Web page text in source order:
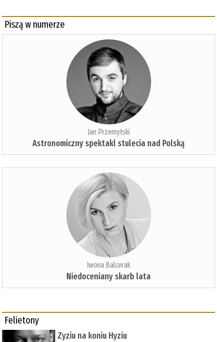
Piszą w numerze
Jan Przemyłski
Astronomiczny spektakl stulecia nad Polską
Iwona Balcerak
Niedoceniany skarb lata
Felietony
Zyziu na koniu Hyziu